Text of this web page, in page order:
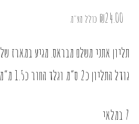
₪24.00 כולל מע"מ
תליון אתני משלם מבראס. מגיע במארז של 5 יחידות
גודל התליון כ2 ס”מ וגלד החור כ1.5 מ”מ
7 במלאי